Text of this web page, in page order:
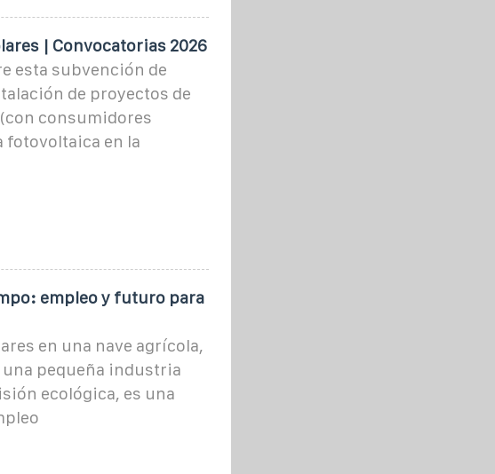
| Convocatorias 2026
esta subvención de
de proyectos de
consumidores
fotovoltaica en la
empleo y futuro para
en una nave agrícola,
pequeña industria
ecológica, es una